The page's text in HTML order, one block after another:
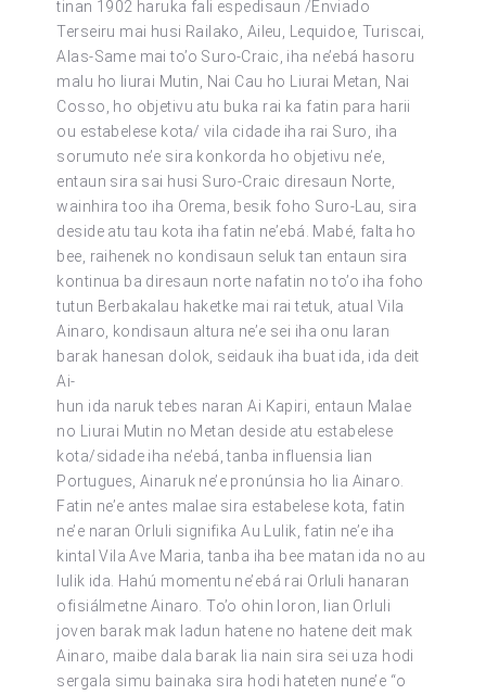
tinan 1902 haruka fali espedisaun /Enviado
Terseiru mai husi Railako, Aileu, Lequidoe, Turiscai,
Alas-Same mai to’o Suro-Craic, iha ne’ebá hasoru
malu ho liurai Mutin, Nai Cau ho Liurai Metan, Nai
Cosso, ho objetivu atu buka rai ka fatin para harii
ou estabelese kota/ vila cidade iha rai Suro, iha
sorumuto ne’e sira konkorda ho objetivu ne’e,
entaun sira sai husi Suro-Craic diresaun Norte,
wainhira too iha Orema, besik foho Suro-Lau, sira
deside atu tau kota iha fatin ne’ebá. Mabé, falta ho
bee, raihenek no kondisaun seluk tan entaun sira
kontinua ba diresaun norte nafatin no to’o iha foho
tutun Berbakalau haketke mai rai tetuk, atual Vila
Ainaro, kondisaun altura ne’e sei iha onu laran
barak hanesan dolok, seidauk iha buat ida, ida deit
Ai-
hun ida naruk tebes naran Ai Kapiri, entaun Malae
no Liurai Mutin no Metan deside atu estabelese
kota/sidade iha ne’ebá, tanba influensia lian
Portugues, Ainaruk ne’e pronúnsia ho lia Ainaro.
Fatin ne’e antes malae sira estabelese kota, fatin
ne’e naran Orluli signifika Au Lulik, fatin ne’e iha
kintal Vila Ave Maria, tanba iha bee matan ida no au
lulik ida. Hahú momentu ne’ebá rai Orluli hanaran
ofisiálmetne Ainaro. To’o ohin loron, lian Orluli
joven barak mak ladun hatene no hatene deit mak
Ainaro, maibe dala barak lia nain sira sei uza hodi
sergala simu bainaka sira hodi hateten nune’e “o